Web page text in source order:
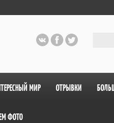
МИР ОТРЫВКИ
ФОТО